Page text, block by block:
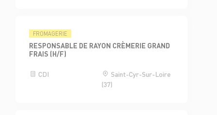
FROMAGERIE
RESPONSABLE DE RAYON CRÈMERIE GRAND
FRAIS (H/F)
CDI
Saint-Cyr-Sur-Loire
(37)